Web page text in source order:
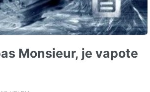
Monsieur, je vapote